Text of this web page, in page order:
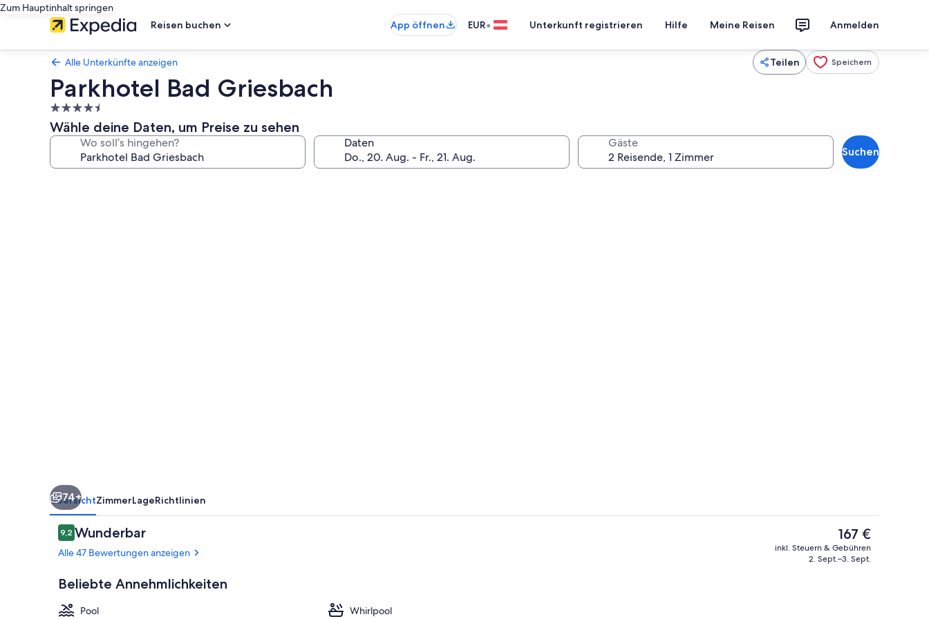
Zum Hauptinhalt springen
Reisen buchen
App öffnen EUR• Unterkunft registrieren Hilfe Meine Reisen Anmelden
Alle Unterkünfte anzeigen Teilen Speichern
Parkhotel Bad Griesbach
4.5-
Sterne-
Unterkunft
Wähle deine Daten, um Preise zu sehen
Wo soll’s hingehen? Daten Gäste
Suchen
Sehenswürdigkeit
74+
ÜbersichtZimmerLageRichtlinien
Bewertungen
9,29,2 von 10.
Wunderbar
Alle 47 Bewertungen anzeigen
Beliebte Annehmlichkeiten
Pool
Whirlpool
Der
aktuelle
Preis
167 €
inkl. Steuern & Gebühren
2. Sept.–3. Sept.